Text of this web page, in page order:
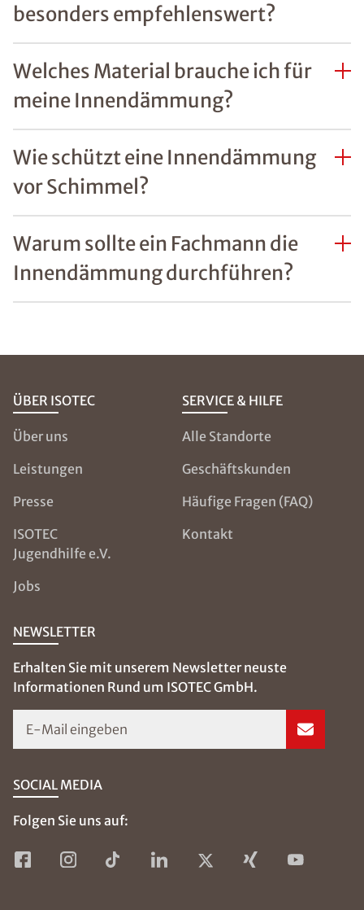
besonders empfehlenswert?
Welches Material brauche ich für
meine Innendämmung?
Wie schützt eine Innendämmung
vor Schimmel?
Warum sollte ein Fachmann die
Innendämmung durchführen?
ÜBER ISOTEC
Über uns
Leistungen
Presse
ISOTEC
Jugendhilfe e.V.
Jobs
SERVICE & HILFE
Alle Standorte
Geschäftskunden
Häufige Fragen (FAQ)
Kontakt
NEWSLETTER
Erhalten Sie mit unserem Newsletter neuste
Informationen Rund um ISOTEC GmbH.
E-Mail eingeben
SOCIAL MEDIA
Folgen Sie uns auf: